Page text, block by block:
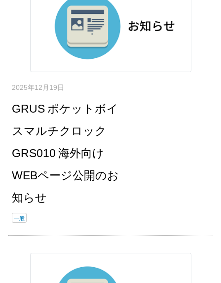
2025年12月19日
GRUS ポケットボイ
スマルチクロック
GRS010 海外向け
WEBページ公開のお
知らせ
一般